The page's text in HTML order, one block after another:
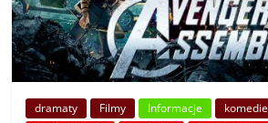
dramaty Filmy Informacje komedie